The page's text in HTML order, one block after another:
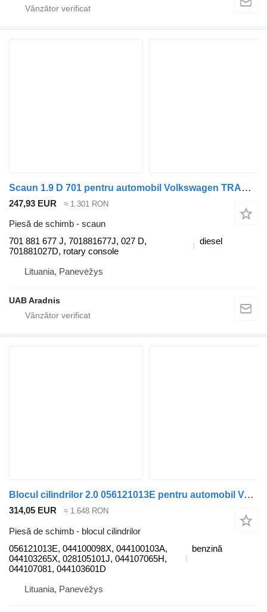
Scaun 1.9 D 701 pentru automobil Volkswagen TRANSPORTER IV Furgon (70XA)
247,93 EUR ≈ 1.301 RON
Piesă de schimb - scaun
701 881 677 J, 701881677J, 027 D,
701881027D, rotary console
diesel
Lituania, Panevėžys
UAB Aradnis
Blocul cilindrilor 2.0 056121013E pentru automobil Volkswagen TRANSPORTER IV Furgon (70XA)
314,05 EUR ≈ 1.648 RON
Piesă de schimb - blocul cilindrilor
056121013E, 044100098X, 044100103A,
044103265X, 028105101J, 044107065H,
044107081, 044103601D
benzină
Lituania, Panevėžys